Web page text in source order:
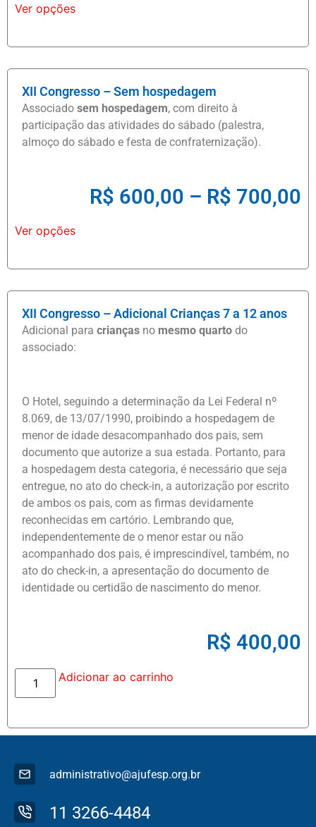
Ver opções
XII Congresso – Sem hospedagem
Associado sem hospedagem, com direito à
participação das atividades do sábado (palestra,
almoço do sábado e festa de confraternização).
R$ 600,00 – R$ 700,00
Ver opções
XII Congresso – Adicional Crianças 7 a 12 anos
Adicional para crianças no mesmo quarto do
associado:
O Hotel, seguindo a determinação da Lei Federal nº
8.069, de 13/07/1990, proibindo a hospedagem de
menor de idade desacompanhado dos pais, sem
documento que autorize a sua estada. Portanto, para
a hospedagem desta categoria, é necessário que seja
entregue, no ato do check-in, a autorização por escrito
de ambos os pais, com as firmas devidamente
reconhecidas em cartório. Lembrando que,
independentemente de o menor estar ou não
acompanhado dos pais, é imprescindível, também, no
ato do check-in, a apresentação do documento de
identidade ou certidão de nascimento do menor.
R$ 400,00
Adicionar ao carrinho
administrativo@ajufesp.org.br
11 3266-4484